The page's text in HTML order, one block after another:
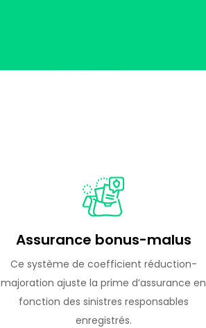
Assurance bonus-malus
Ce système de coefficient réduction-
majoration ajuste la prime d’assurance en
fonction des sinistres responsables
enregistrés.